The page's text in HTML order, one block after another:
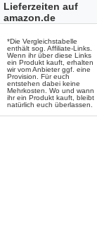
Lieferzeiten auf
amazon.de
*Die Vergleichstabelle
enthält sog. Affiliate-Links.
Wenn ihr über diese Links
ein Produkt kauft, erhalten
wir vom Anbieter ggf. eine
Provision. Für euch
entstehen dabei keine
Mehrkosten. Wo und wann
ihr ein Produkt kauft, bleibt
natürlich euch überlassen.